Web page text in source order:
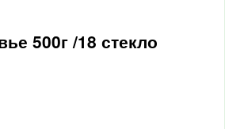
500г /18 стекло